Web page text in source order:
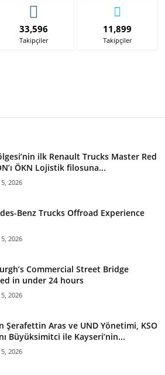
33,596
Takipçiler
11,899
Takipçiler
ilk Renault Trucks Master Red
ÖKN Lojistik filosuna...
2026
Benz Trucks Offroad Experience
2026
Commercial Street Bridge
in under 24 hours
2026
Şerafettin Aras ve UND Yönetimi, KSO
Büyüksimitci ile Kayseri’nin...
2026